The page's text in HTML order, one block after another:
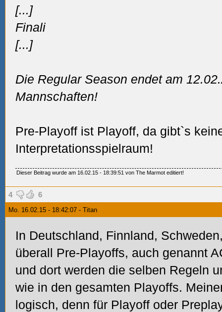
[...]
Finali
[...]
Die Regular Season endet am
Mannschaften!
Pre-Playoff ist Playoff, da gibt`s
Interpretationsspielraum!
Dieser Beitrag wurde am 16.02.15 - 18:39:51 von The Marmot editiert!
4 6
Mo. 16.02.15 - 18:42:07 - Titan
In Deutschland, Finnland,
überall Pre-Playoffs, auch genannt
und dort werden die selben Regeln
wie in den gesamten Playoffs.
logisch, denn für Playoff oder